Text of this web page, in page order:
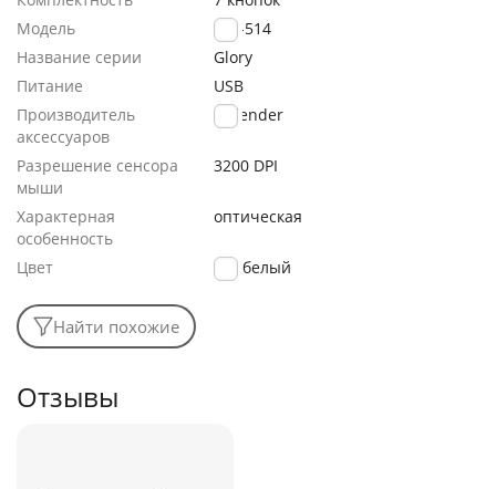
Модель
GM-514
Название серии
Glory
Питание
USB
Производитель
аксессуаров
Defender
Разрешение сенсора
мыши
3200 DPI
Характерная
особенность
оптическая
Цвет белый
Найти похожие
Отзывы